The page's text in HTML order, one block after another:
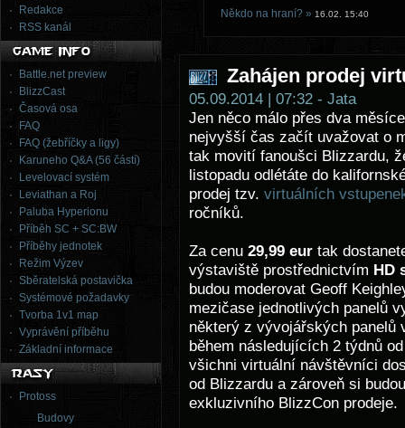
Redakce
RSS kanál
Battle.net preview
BlizzCast
Časová osa
FAQ
FAQ (žebříčky a ligy)
Karuneho Q&A (56 částí)
Levelovací systém
Leviathan a Roj
Paluba Hyperionu
Příběh SC + SC:BW
Příběhy jednotek
Režim Výzev
Sběratelská postavička
Systémové požadavky
Tvorba 1v1 map
Vyprávění příběhu
Základní informace
Protoss
Budovy
Někdo na hraní? » 16.02. 15:40
Zahájen prodej
05.09.2014 | 07:32 - Jata
Jen něco málo přes dva
nejvyšší čas začít uvažovat o
tak movití fanoušci Blizzardu,
listopadu odlétáte do
prodej tzv. virtuálních
ročníků.
Za cenu 29,99 eur tak
výstaviště prostřednictvím HD
budou moderovat Geoff
mezičase jednotlivých panelů
některý z vývojářských panelů
během následujících 2 týdnů
všichni virtuální návštěvníci
od Blizzardu a zároveň si
exkluzivního BlizzCon prodeje.